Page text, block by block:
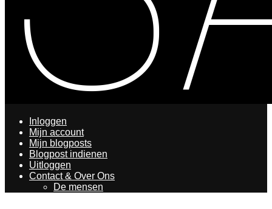
Inloggen
Mijn account
Mijn blogposts
Blogpost indienen
Uitloggen
Contact & Over Ons
De mensen